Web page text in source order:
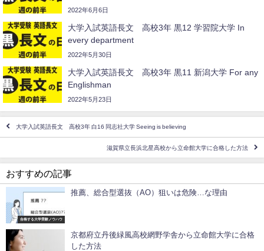
2022年6月6日
大学入試英語長文 高校3年 黒12 学習院大学 In
every department
2022年5月30日
大学入試英語長文 高校3年 黒11 新潟大学 For any
Englishman
2022年5月23日
大学入試英語長文 高校3年 白16 同志社大学 Seeing is believing
滋賀県立長浜北星高校から立命館大学に合格した方法
おすすめの記事
合格する大学受験ノウハウ
推薦、総合型選抜（AO）狙いは危険…な理由
京都府立丹後緑風高校網野学舎から立命館大学に合格
した方法